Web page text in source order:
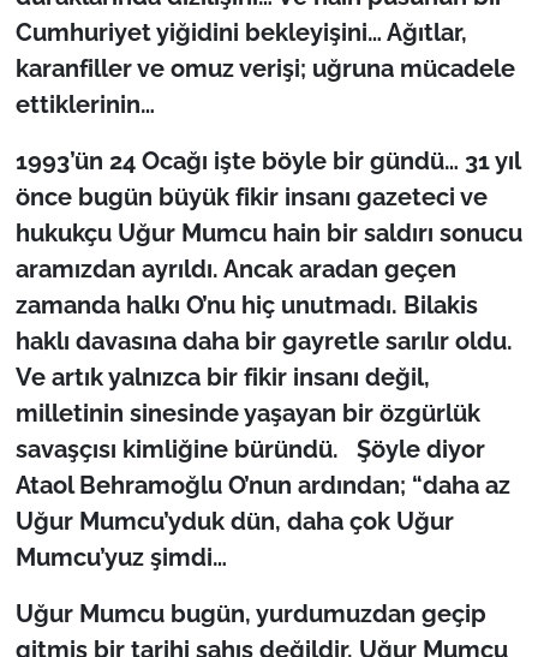
Cumhuriyet yiğidini bekleyişini… Ağıtlar,
karanfiller ve omuz verişi; uğruna mücadele
ettiklerinin…
1993’ün 24 Ocağı işte böyle bir gündü… 31 yıl
önce bugün büyük fikir insanı gazeteci ve
hukukçu Uğur Mumcu hain bir saldırı sonucu
aramızdan ayrıldı. Ancak aradan geçen
zamanda halkı O’nu hiç unutmadı. Bilakis
haklı davasına daha bir gayretle sarılır oldu.
Ve artık yalnızca bir fikir insanı değil,
milletinin sinesinde yaşayan bir özgürlük
savaşçısı kimliğine büründü. Şöyle diyor
Ataol Behramoğlu O’nun ardından; “daha az
Uğur Mumcu’yduk dün, daha çok Uğur
Mumcu’yuz şimdi…
Uğur Mumcu bugün, yurdumuzdan geçip
gitmiş bir tarihi şahıs değildir. Uğur Mumcu